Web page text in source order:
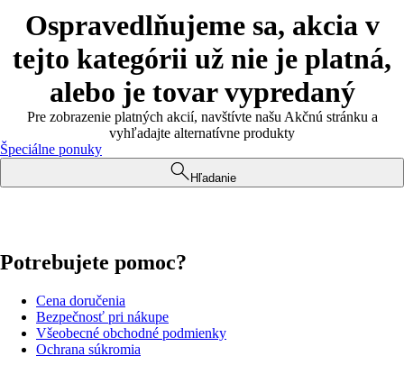
Ospravedlňujeme sa, akcia v
tejto kategórii už nie je platná,
alebo je tovar vypredaný
Pre zobrazenie platných akcií, navštívte našu Akčnú stránku a
vyhľadajte alternatívne produkty
Špeciálne ponuky
Hľadanie
Potrebujete pomoc?
Cena doručenia
Bezpečnosť pri nákupe
Všeobecné obchodné podmienky
Ochrana súkromia